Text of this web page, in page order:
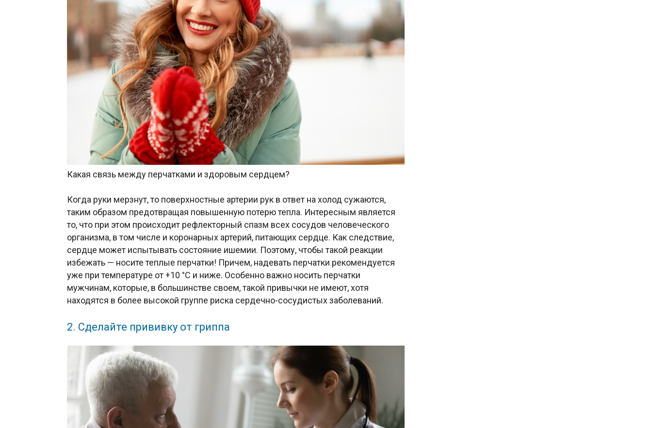
Какая связь между перчатками и здоровым сердцем?
Когда руки мерзнут, то поверхностные артерии рук в ответ на холод сужаются,
таким образом предотвращая повышенную потерю тепла. Интересным является
то, что при этом происходит рефлекторный спазм всех сосудов человеческого
организма, в том числе и коронарных артерий, питающих сердце. Как следствие,
сердце может испытывать состояние ишемии. Поэтому, чтобы такой реакции
избежать — носите теплые перчатки! Причем, надевать перчатки рекомендуется
уже при температуре от +10 °C и ниже. Особенно важно носить перчатки
мужчинам, которые, в большинстве своем, такой привычки не имеют, хотя
находятся в более высокой группе риска сердечно-сосудистых заболеваний.
2. Сделайте прививку от гриппа